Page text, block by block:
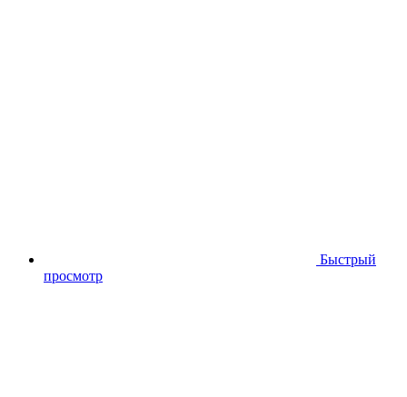
Быстрый
просмотр